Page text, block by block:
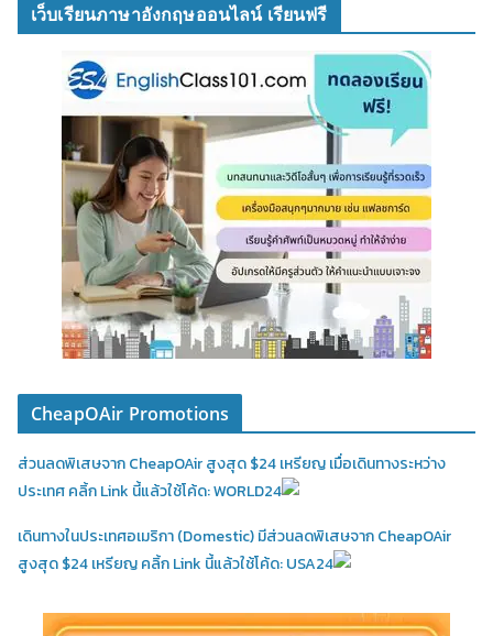
เว็บเรียนภาษาอังกฤษออนไลน์ เรียนฟรี
CheapOAir Promotions
ส่วนลดพิเสษจาก CheapOAir สูงสุด $24 เหรียญ เมื่อเดินทางระหว่าง
ประเทศ คลิ้ก Link นี้แล้วใช้โค้ด: WORLD24
เดินทางในประเทศอเมริกา (Domestic)มีส่วนลดพิเสษจาก CheapOAir
สูงสุด $24 เหรียญ คลิ้ก Link นี้แล้วใช้โค้ด: USA24